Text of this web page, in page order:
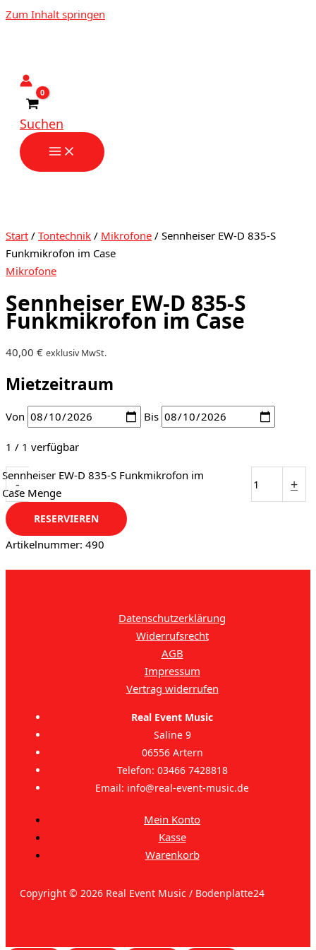
Zum Inhalt springen
Suchen
Start / Tontechnik / Mikrofone / Sennheiser EW-D 835-S
Funkmikrofon im Case
Mikrofone
Sennheiser EW-D 835-S
Funkmikrofon im Case
40,00 € exklusiv MwSt.
Mietzeitraum
Von Bis
1 / 1 verfügbar
-
Sennheiser EW-D 835-S Funkmikrofon im
Case Menge
+
RESERVIEREN
Artikelnummer: 490
Datenschutzerklärung
Widerrufsrecht
AGB
Impressum
Vertrag widerrufen
Real Event Music
Saline 9
06556 Artern
Telefon: 03466 7428818
Email: info@real-event-music.de
Mein Konto
Kasse
Warenkorb
Copyright © 2026 Real Event Music / Bodenplatte24